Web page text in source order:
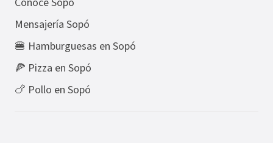
Mensajería Sopó
🍔 Hamburguesas en Sopó
🍕 Pizza en Sopó
🍗 Pollo en Sopó